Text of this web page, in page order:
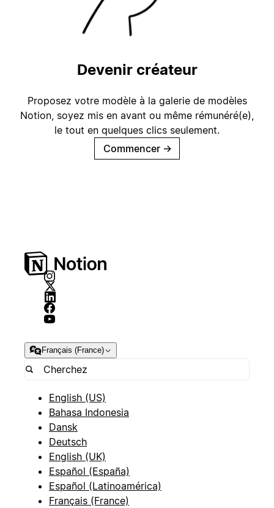
Devenir créateur
Proposez votre modèle à la galerie de modèles
Notion, soyez mis en avant ou même rémunéré(e),
le tout en quelques clics seulement.
Commencer →
Français (France)
English (US)
Bahasa Indonesia
Dansk
Deutsch
English (UK)
Español (España)
Español (Latinoamérica)
Français (France)